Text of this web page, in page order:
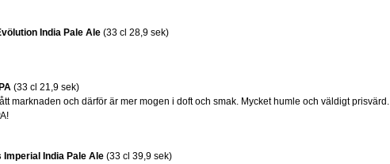
India Pale Ale (33 cl 28,9 sek)
(33 cl 21,9 sek)
marknaden och därför är mer mogen i doft och smak. Mycket humle och väldigt prisvärd.
Imperial India Pale Ale (33 cl 39,9 sek)